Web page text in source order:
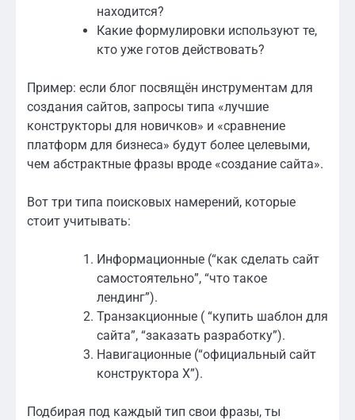
находится?
Какие формулировки используют те,
кто уже готов действовать?
Пример: если блог посвящён инструментам для
создания сайтов, запросы типа «лучшие
конструкторы для новичков» и «сравнение
платформ для бизнеса» будут более целевыми,
чем абстрактные фразы вроде «создание сайта».
Вот три типа поисковых намерений, которые
стоит учитывать:
Информационные (“как сделать сайт
самостоятельно”, “что такое
лендинг”).
Транзакционные ( “купить шаблон для
сайта”, “заказать разработку”).
Навигационные (“официальный сайт
конструктора X”).
Подбирая под каждый тип свои фразы, ты